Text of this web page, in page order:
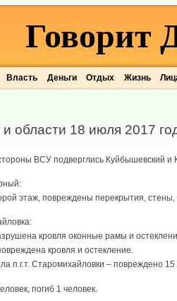
Власть Деньги Отдых Жизнь
Говорит
области 18 июля 2017
ВСУ подверглись Куйбышевский и
этаж, повреждены перекрытия, стены,
кровля оконные рамы и
кровля и остекление.
п.г.т. Старомихайловки – повреждено
погиб 1 человек.